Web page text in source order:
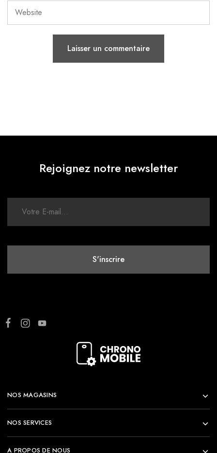
Rejoignez notre newsletter
NOS MAGASINS
NOS SERVICES
A PROPOS DE NOUS